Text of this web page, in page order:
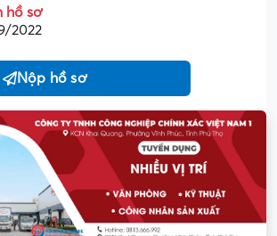
hồ sơ
2022
Nộp hồ sơ